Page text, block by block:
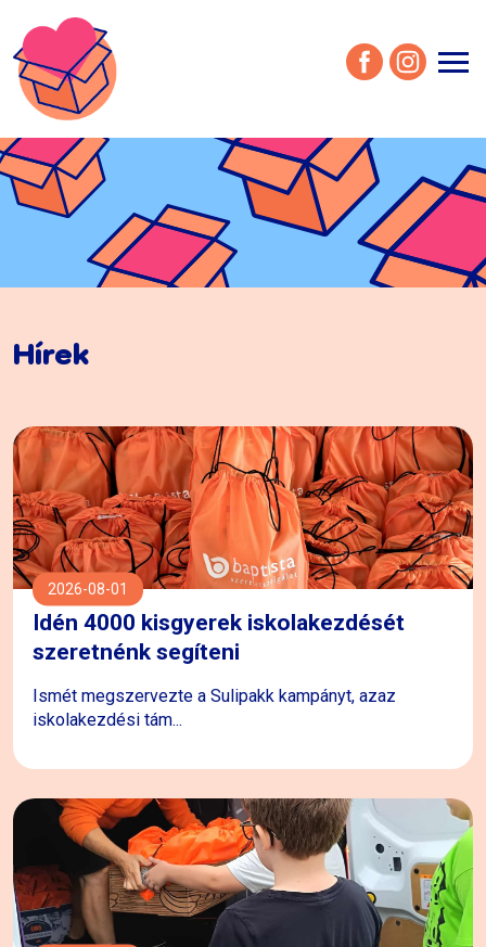
menu
Hírek
2026-08-01
Idén 4000 kisgyerek iskolakezdését
szeretnénk segíteni
Ismét megszervezte a Sulipakk kampányt, azaz
iskolakezdési tám...